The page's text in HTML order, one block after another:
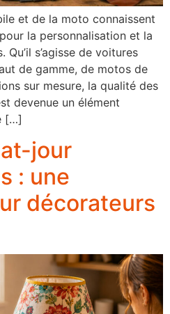
et de la moto connaissent
la personnalisation et la
s’agisse de voitures
de gamme, de motos de
sur mesure, la qualité des
devenue un élément
[…]
jour
: une
décorateurs